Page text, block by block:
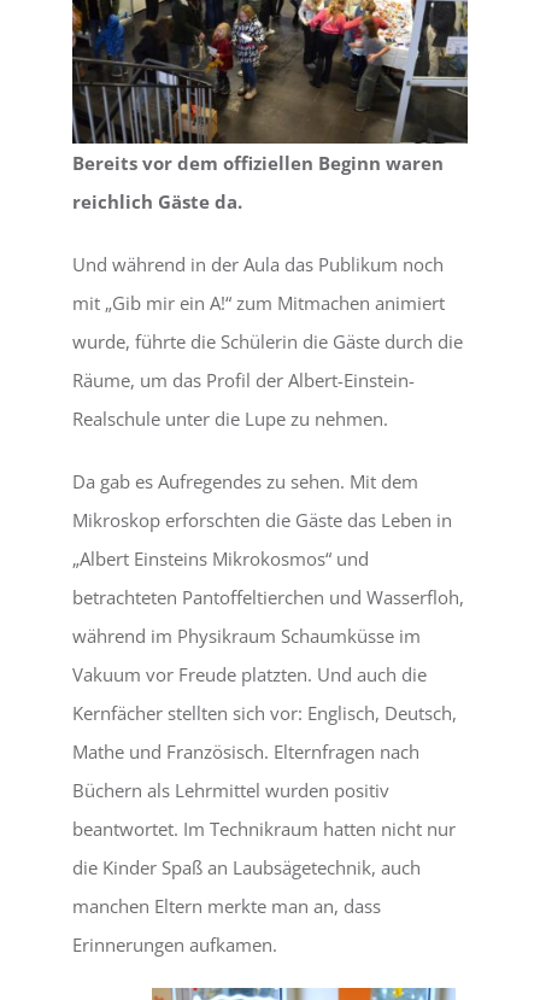
Bereits vor dem offiziellen Beginn waren
reichlich Gäste da.
Und während in der Aula das Publikum noch
mit „Gib mir ein A!“ zum Mitmachen animiert
wurde, führte die Schülerin die Gäste durch die
Räume, um das Profil der Albert-Einstein-
Realschule unter die Lupe zu nehmen.
Da gab es Aufregendes zu sehen. Mit dem
Mikroskop erforschten die Gäste das Leben in
„Albert Einsteins Mikrokosmos“ und
betrachteten Pantoffeltierchen und Wasserfloh,
während im Physikraum Schaumküsse im
Vakuum vor Freude platzten. Und auch die
Kernfächer stellten sich vor: Englisch, Deutsch,
Mathe und Französisch. Elternfragen nach
Büchern als Lehrmittel wurden positiv
beantwortet. Im Technikraum hatten nicht nur
die Kinder Spaß an Laubsägetechnik, auch
manchen Eltern merkte man an, dass
Erinnerungen aufkamen.